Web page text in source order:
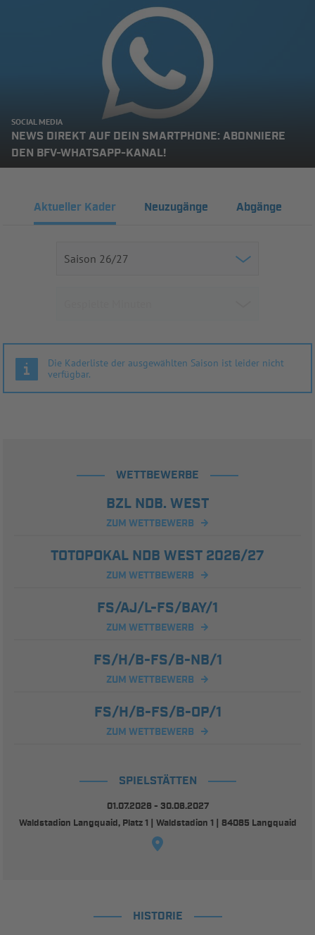
SOCIAL MEDIA
NEWS DIREKT AUF DEIN SMARTPHONE: ABONNIERE
DEN BFV-WHATSAPP-KANAL!
Aktueller Kader Neuzugänge Abgänge
Die Kaderliste der ausgewählten Saison ist leider nicht
verfügbar.
WETTBEWERBE
BZL NDB. WEST
ZUM WETTBEWERB
TOTOPOKAL NDB WEST 2026/27
ZUM WETTBEWERB
FS/AJ/L-FS/BAY/1
ZUM WETTBEWERB
FS/H/B-FS/B-NB/1
ZUM WETTBEWERB
FS/H/B-FS/B-OP/1
ZUM WETTBEWERB
SPIELSTÄTTEN
01.07.2026 - 30.06.2027
Waldstadion Langquaid, Platz 1 | Waldstadion 1 | 84085 Langquaid
HISTORIE